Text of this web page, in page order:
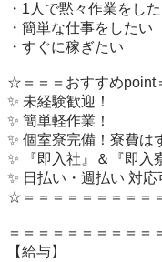
・1人で黙々作業をし
・簡単な仕事をしたい
・すぐに稼ぎたい
☆＝＝＝おすすめpoint
✨ 未経験歓迎！
✨ 簡単軽作業！
✨ 個室寮完備！寮費は
✨ 『即入社』＆『即入
✨ 日払い・週払い 対
☆＝＝＝＝＝＝＝＝＝
＝＝＝＝＝＝＝＝＝＝
【給与】